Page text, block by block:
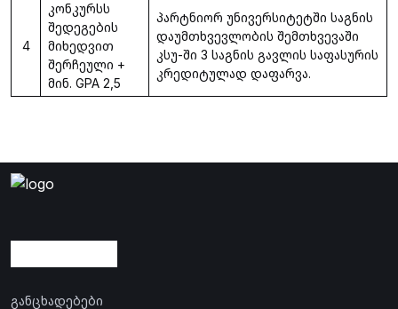
4
კონკურსს
შედეგების
მიხედვით
შერჩეული +
მინ. GPA 2,5
პარტნიორ უნივერსიტეტში საგნის
დაუმთხვევლობის შემთხვევაში
კსუ-ში 3 საგნის გავლის საფასურის
კრედიტულად დაფარვა.
განცხადებები